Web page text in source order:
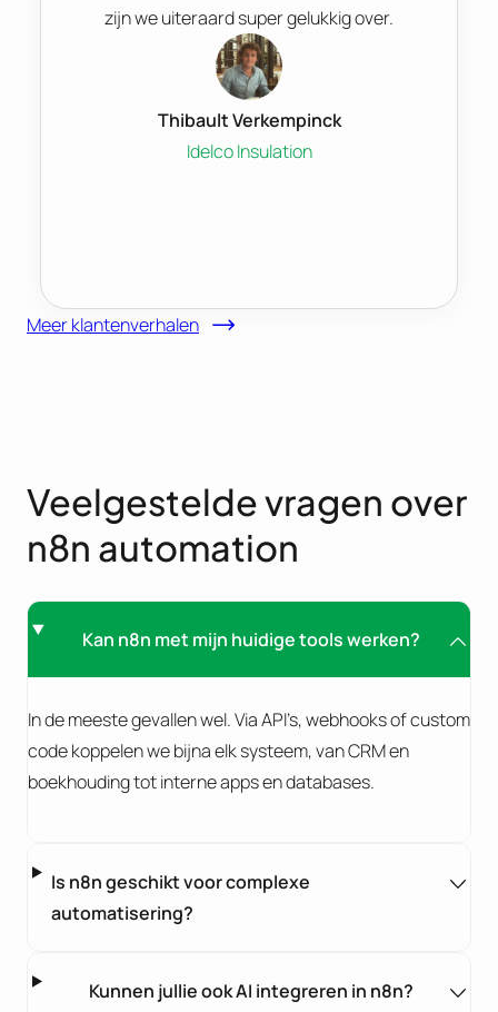
zijn we uiteraard super gelukkig over.
Thibault Verkempinck
Idelco Insulation
Meer klantenverhalen
Veelgestelde vragen over
n8n automation
Kan n8n met mijn huidige tools werken?
In de meeste gevallen wel. Via API’s, webhooks of custom
code koppelen we bijna elk systeem, van CRM en
boekhouding tot interne apps en databases.
Is n8n geschikt voor complexe
automatisering?
Kunnen jullie ook AI integreren in n8n?